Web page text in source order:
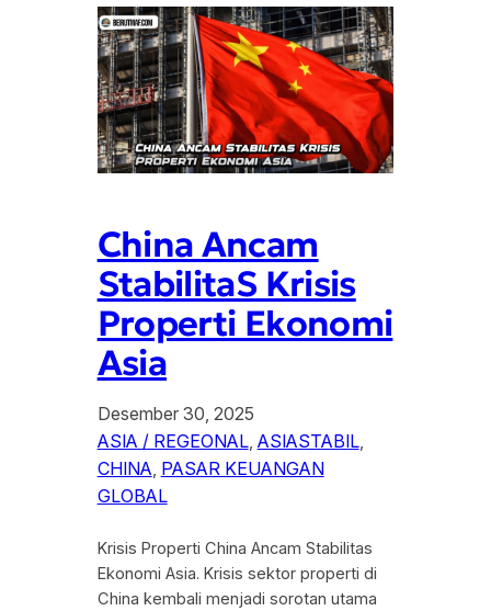
China Ancam
StabilitaS Krisis
Properti Ekonomi
Asia
Desember 30, 2025
ASIA / REGEONAL, ASIASTABIL
CHINA, PASAR KEUANGAN
GLOBAL
Krisis Properti China Ancam Stabilitas
Ekonomi Asia. Krisis sektor properti di
China kembali menjadi sorotan utama